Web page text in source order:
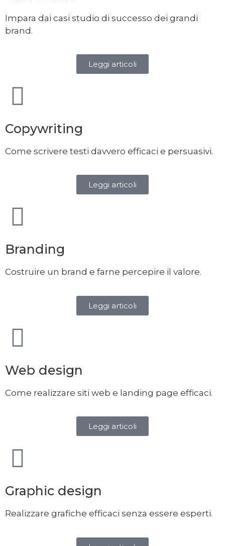
Impara dai casi studio di successo dei grandi
brand.
Leggi articoli
Copywriting
Come scrivere testi davvero efficaci e persuasivi.
Leggi articoli
Branding
Costruire un brand e farne percepire il valore.
Leggi articoli
Web design
Come realizzare siti web e landing page efficaci.
Leggi articoli
Graphic design
Realizzare grafiche efficaci senza essere esperti.